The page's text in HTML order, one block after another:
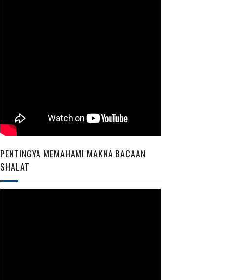
PENTINGYA MEMAHAMI MAKNA BACAAN
SHALAT